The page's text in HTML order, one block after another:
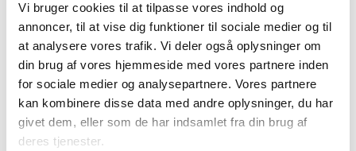
Vi bruger cookies til at tilpasse vores indhold og
annoncer, til at vise dig funktioner til sociale medier og til
at analysere vores trafik. Vi deler også oplysninger om
din brug af vores hjemmeside med vores partnere inden
for sociale medier og analysepartnere. Vores partnere
kan kombinere disse data med andre oplysninger, du har
givet dem, eller som de har indsamlet fra din brug af
deres tjenester.
Forsyningstilsynets retningslinjer, og at takstbladet
anmeldes til Forsyningstilsynet. Det fremstår derfor uklart,
hvad bygningsejeren skal oplyse slutbrugeren om, jf. § 7,
stk. 1, i relation til fastsættelse af priser og tariffer.
Med venlig hilsen